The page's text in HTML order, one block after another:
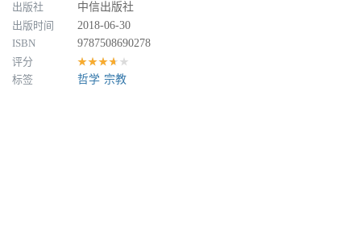
出版社
中信出版社
出版时间
2018-06-30
ISBN
9787508690278
评分
★★★★★
标签 哲学 宗教